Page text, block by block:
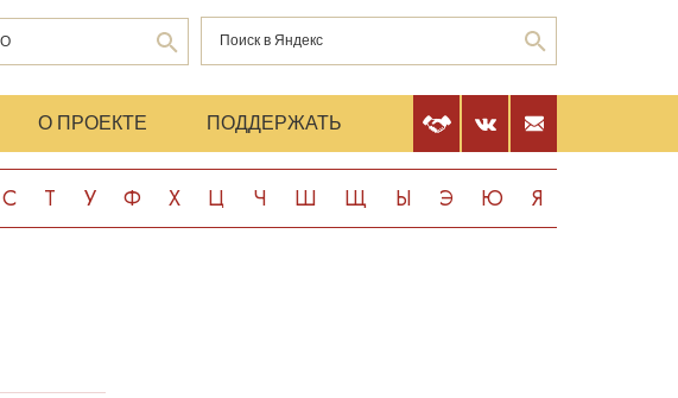
О ПРОЕКТЕ ПОДДЕРЖАТЬ
С Т У Ф Х Ц Ч Ш Щ Ы Э Ю Я